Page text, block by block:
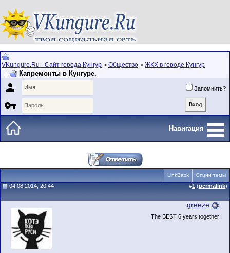
VKungure.Ru - Сайт города Кунгур > Общество > ЖКХ в городе Кунгур
Капремонты в Кунгуре.
 Запомнить?

Навигация
LinkBack Опции темы
04.08.2014, 20:44 #1 (permalink)
greeze
The BEST 6 years together